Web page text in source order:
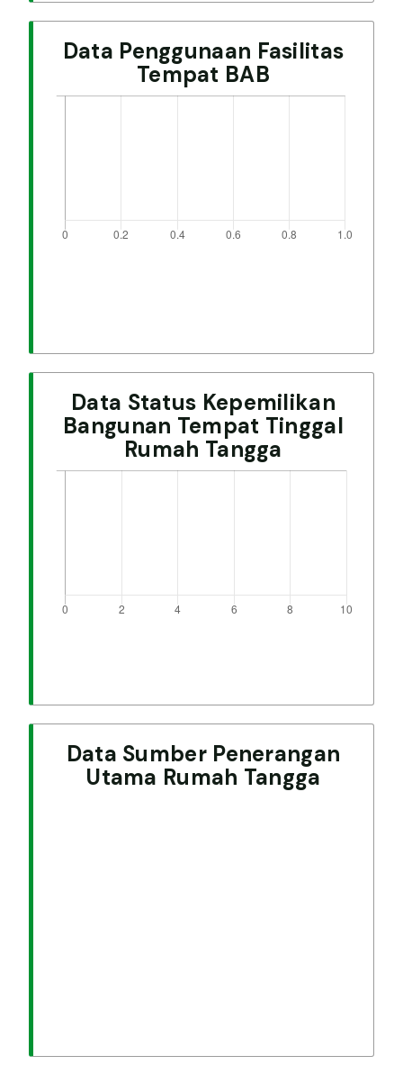
Data Penggunaan Fasilitas
Tempat BAB
Data Status Kepemilikan
Bangunan Tempat Tinggal
Rumah Tangga
Data Sumber Penerangan
Utama Rumah Tangga